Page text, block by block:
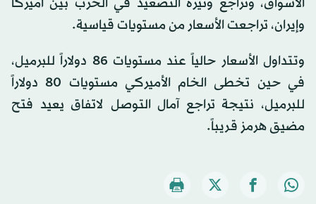
وإيران، تراجعت الأسعار من مستويات قياسية.
وتتداول الأسعار حالياً عند مستويات 86 دولاراً للبرميل،
في حين تخطى الخام الأميركي مستويات 80 دولاراً
للبرميل، نتيجة تراجع آمال التوصل لاتفاق يعيد فتح
مضيق هرمز قريباً.